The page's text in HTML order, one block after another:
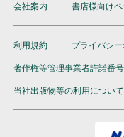
会社案内 書店様向けペ
利用規約 プライバシ
著作権等管理事業者許諾番号
当社出版物等の利用について